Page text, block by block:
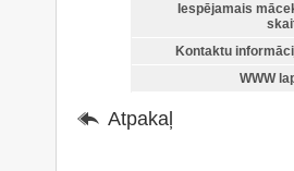
Iespējamais
Kontaktu
WWW
Atpakaļ